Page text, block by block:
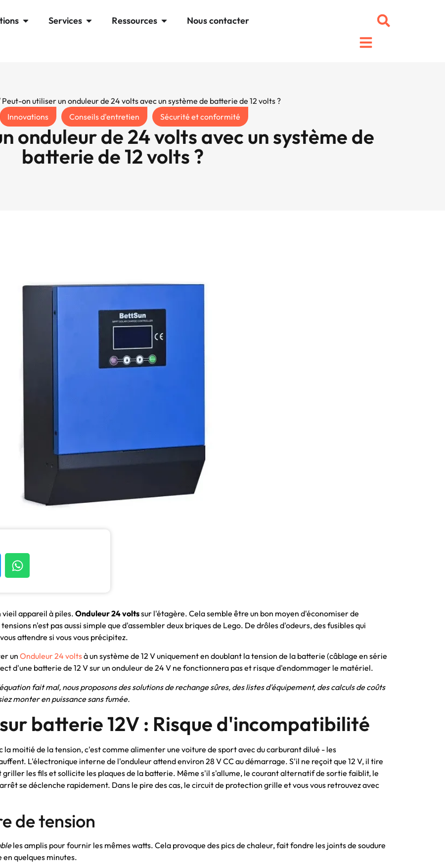
Services Ressources
Nous contacter
on utiliser un onduleur de 24 volts avec un système de batterie de 12 volts ?
Innovations Conseils d'entretien Sécurité et conformité
onduleur de 24 volts avec un système de
batterie de 12 volts ?
vieil appareil à piles. Onduleur 24 voltssur l'étagère. Cela semble être un bon moyen d'économiser de
n'est pas aussi simple que d'assembler deux briques de Lego. De drôles d'odeurs, des fusibles qui
attendre si vous vous précipitez.
un Onduleur 24 voltsà un système de 12 V uniquement en doublant la tension de la batterie (câblage en série
d'une batterie de 12 V sur un onduleur de 24 V ne fonctionnera pas et risque d'endommager le matériel.
fait mal, nous proposons des solutions de rechange sûres, des listes d'équipement, des calculs de coûts
monter en puissance sans fumée.
batterie 12V : Risque d'incompatibilité
la moitié de la tension, c'est comme alimenter une voiture de sport avec du carburant dilué - les
L'électronique interne de l'onduleur attend environ 28 V CC au démarrage. S'il ne reçoit que 12 V, il tire
les fils et sollicite les plaques de la batterie. Même s'il s'allume, le courant alternatif de sortie faiblit, le
se déclenche rapidement. Dans le pire des cas, le circuit de protection grille et vous vous retrouvez avec
de tension
les amplis pour fournir les mêmes watts. Cela provoque des pics de chaleur, fait fondre les joints de soudure
quelques minutes.